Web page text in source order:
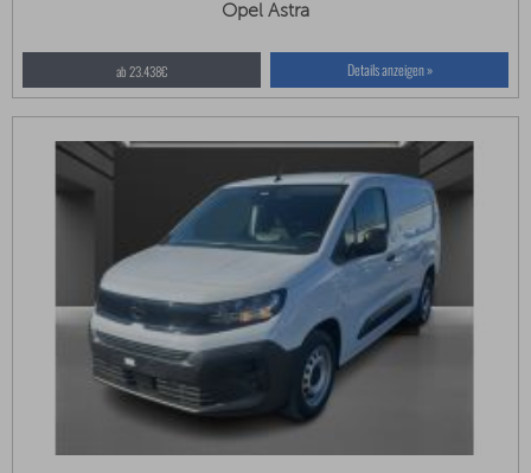
Opel Astra
ab 23.438€ Details anzeigen »